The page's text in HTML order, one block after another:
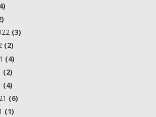
(3)
(2)
(4)
(2)
(4)
(6)
(1)